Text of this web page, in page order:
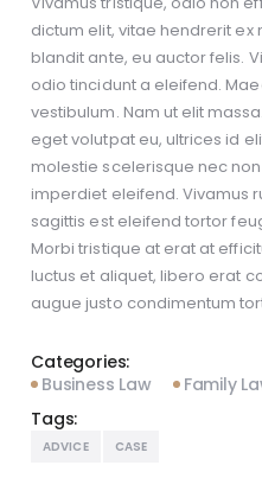
dictum elit, vitae hendrerit ex
blandit ante, eu auctor felis.
odio tincidunt a eleifend.
vestibulum. Nam ut elit
eget volutpat eu, ultrices id
molestie scelerisque nec
imperdiet eleifend. Vivamus
sagittis est eleifend tortor
Morbi tristique at erat at
luctus et aliquet, libero erat
augue justo condimentum
Categories:
Business Law
Family
Tags:
ADVICE CASE